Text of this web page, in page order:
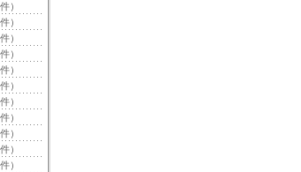
）
）
）
）
）
）
）
）
）
）
）